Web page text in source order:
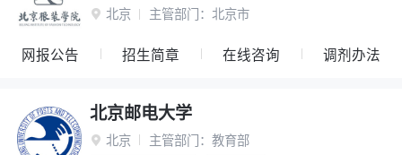
 北京 主管部门： 北京市
网报公告 招生简章 在线咨询 调剂办法
北京邮电大学
 北京 主管部门： 教育部